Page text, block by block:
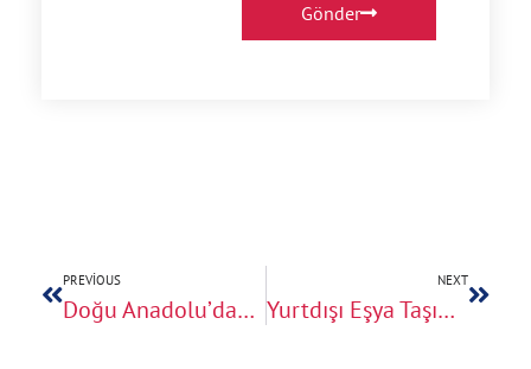
Gönder
PREVIOUS
Doğu Anadolu’dan Avrupa’ya Zati Eşya Taşımacılığı
NEXT
Yurtdışı Eşya Taşıma Fiyat Teklifi Almak İçin Bize Ulaşın